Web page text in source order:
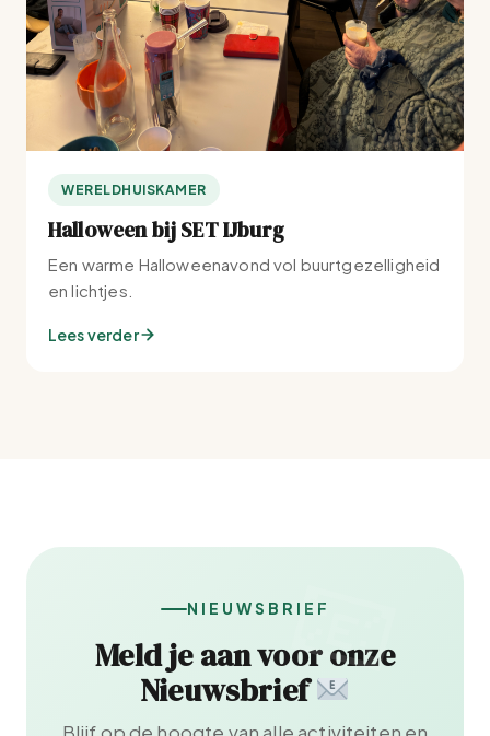
WERELDHUISKAMER
Halloween bij SET IJburg
Een warme Halloweenavond vol buurtgezelligheid
en lichtjes.
Lees verder
NIEUWSBRIEF
Meld je aan voor onze
Nieuwsbrief